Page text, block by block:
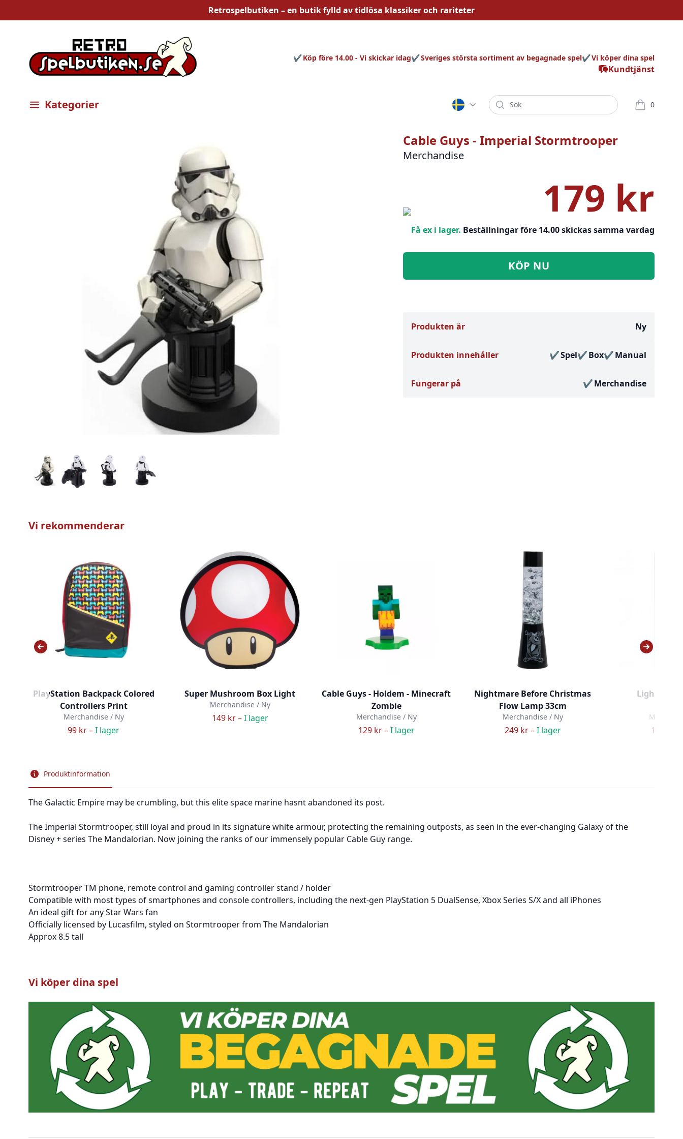
Retrospelbutiken – en butik fylld avtidlösa klassiker och rariteter
Kundtjänst
Köp före 14.00 - Vi skickar idag Sveriges största sortiment av begagnade spel Vi köper dina spel
Öppna meny
Kategorier Sök 0
varor i
Cable Guys - Imperial Stormtrooper
Merchandise
179 kr
Få ex i lager. Beställningar före 14.00 skickas samma vardag
KÖP NU
Produkten är Ny
Produkten innehåller Spel Box Manual
Fungerar på Merchandise
Vi rekommenderar
PlayStation Backpack Colored
Controllers Print
Merchandise / Ny
99 kr –I lager
Super Mushroom Box Light
Merchandise / Ny
149 kr –I lager
Cable Guys - Holdem - Minecraft
Zombie
Merchandise / Ny
129 kr –I lager
Nightmare Before Christmas
Flow Lamp 33cm
Merchandise / Ny
249 kr –I lager 199 kr –
Produktinformation
The Galactic Empire may be crumbling, but this elite space marine hasnt abandoned its post.
The Imperial Stormtrooper, still loyal and proud in its signature white armour, protecting the remaining outposts, as seen in the ever-changing Galaxy of the
Disney + series The Mandalorian. Now joining the ranks of our immensely popular Cable Guy range.
Stormtrooper TM phone, remote control and gaming controller stand / holder
Compatible with most types of smartphones and console controllers, including the next-gen PlayStation 5 DualSense, Xbox Series S/X and all iPhones
An ideal gift for any Star Wars fan
Officially licensed by Lucasfilm, styled on Stormtrooper from The Mandalorian
Approx 8.5 tall
Vi köper dina spel